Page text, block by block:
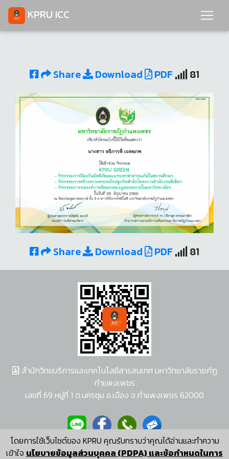
KPRU ICC
Share Download PDF 81
Share Download PDF 81
โดยการใช้เว็บไซต์ของ KPRU คุณรับทราบว่าคุณได้อ่านและทำความ
เข้าใจ นโยบายข้อมูลส่วนบุคคล (PDPA) และข้อกำหนดในการ
สำนักวิทยบริการและเทคโนโลยีสารสนเทศ มหาวิทยาลัยราชภัฏ
กำแพงเพชร
เลขที่ 69 หมู่ที่ 1 ต.นครชุม อ.เมือง จ.กำแพงเพชร 62000
ผู้พัฒนาระบบ อนุชา พวงผกา